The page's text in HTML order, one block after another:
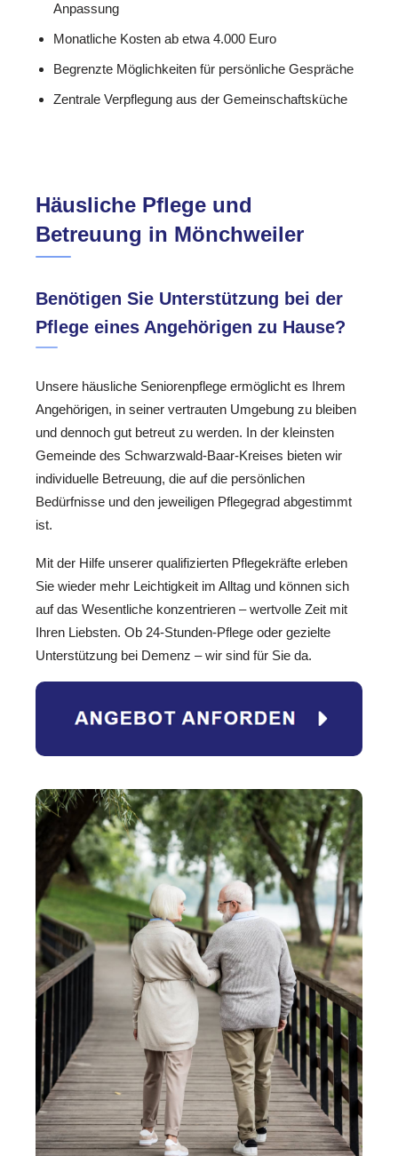
Anpassung
Monatliche Kosten ab etwa 4.000 Euro
Begrenzte Möglichkeiten für persönliche Gespräche
Zentrale Verpflegung aus der Gemeinschaftsküche
Häusliche Pflege und
Betreuung in Mönchweiler
Benötigen Sie Unterstützung bei der
Pflege eines Angehörigen zu Hause?
Unsere häusliche Seniorenpflege ermöglicht es Ihrem
Angehörigen, in seiner vertrauten Umgebung zu bleiben
und dennoch gut betreut zu werden. In der kleinsten
Gemeinde des Schwarzwald-Baar-Kreises bieten wir
individuelle Betreuung, die auf die persönlichen
Bedürfnisse und den jeweiligen Pflegegrad abgestimmt
ist.
Mit der Hilfe unserer qualifizierten Pflegekräfte erleben
Sie wieder mehr Leichtigkeit im Alltag und können sich
auf das Wesentliche konzentrieren – wertvolle Zeit mit
Ihren Liebsten. Ob 24-Stunden-Pflege oder gezielte
Unterstützung bei Demenz – wir sind für Sie da.